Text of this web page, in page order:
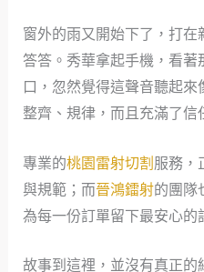
窗外的雨又開始下了，打
答答。秀華拿起手機，看
口，忽然覺得這聲音聽起
整齊、規律，而且充滿了信
專業的桃園雷射切割 服務，
與規範；而晉鴻鐳射的團隊
為每一份訂單留下最安心的
故事到這裡，並沒有真正